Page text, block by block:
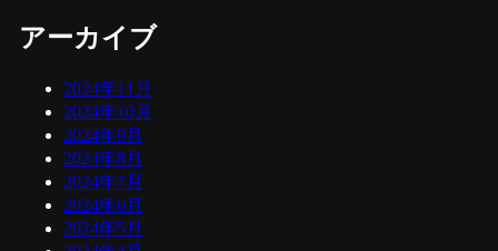
アーカイブ
2024年11月
2024年10月
2024年9月
2024年8月
2024年7月
2024年6月
2024年5月